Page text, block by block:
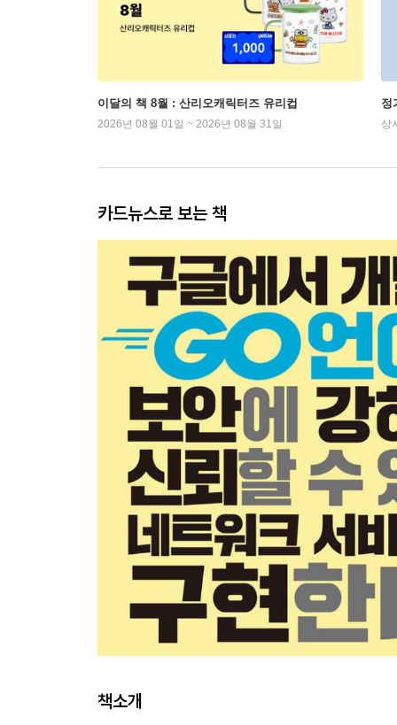
이달의 책 8월 : 산리오캐릭터즈 유리컵
2026년 08월 01일 ~ 2026년 08월 31일
정
상
카드뉴스로 보는 책
책소개